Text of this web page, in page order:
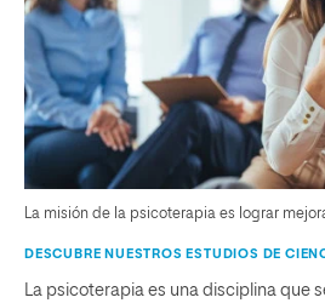
La misión de la psicoterapia es lograr
DESCUBRE NUESTROS ESTUDIOS DE
La psicoterapia es una disciplina que